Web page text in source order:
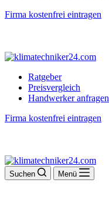
Firma kostenfrei eintragen
Ratgeber
Preisvergleich
Handwerker anfragen
Firma kostenfrei eintragen
Suchen Menü